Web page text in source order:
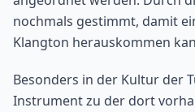
nochmals gestimmt, damit
Klangton herauskommen
Besonders in der Kultur der
Instrument zu der dort